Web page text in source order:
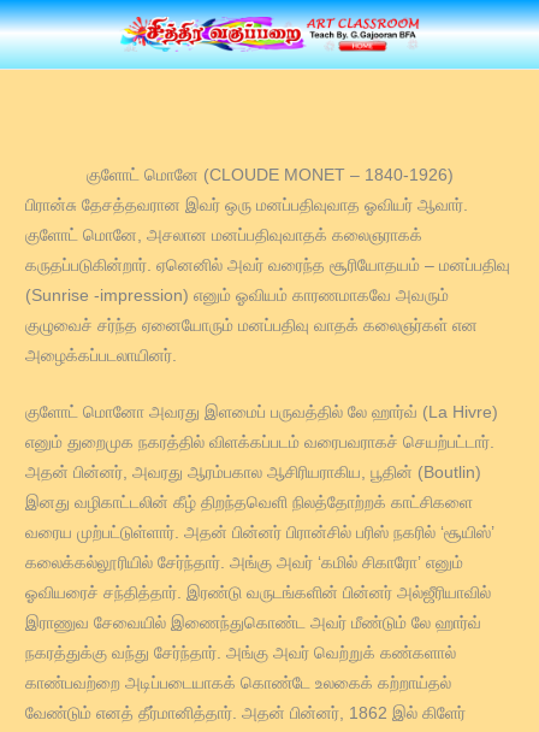
Skip
to
content
குளோட் மொனே (CLOUDE MONET – 1840-1926)
பிரான்சு தேசத்தவரான இவர் ஒரு மனப்பதிவுவாத ஓவியர் ஆவார்.
குளோட் மொனே, அசலான மனப்பதிவுவாதக் கலைஞராகக்
கருதப்படுகின்றார். ஏனெனில் அவர் வரைந்த சூரியோதயம் – மனப்பதிவு
(Sunrise -impression) எனும் ஓவியம் காரணமாகவே அவரும்
குழுவைச் சர்ந்த ஏனையோரும் மனப்பதிவு வாதக் கலைஞர்கள் என
அழைக்கப்படலாயினர்.
குளோட் மொனோ அவரது இளமைப் பருவத்தில் லே ஹார்வ் (La Hivre)
எனும் துறைமுக நகரத்தில் விளக்கப்படம் வரைபவராகச் செயற்பட்டார்.
அதன் பின்னர், அவரது ஆரம்பகால ஆசிரியராகிய, பூதின் (Boutlin)
இனது வழிகாட்டலின் கீழ் திறந்தவெளி நிலத்தோற்றக் காட்சிகளை
வரைய முற்பட்டுள்ளார். அதன் பின்னர் பிரான்சில் பரிஸ் நகரில் ‘சூயிஸ்’
கலைக்கல்லூரியில் சேர்ந்தார். அங்கு அவர் ‘கமில் சிகாரோ’ எனும்
ஓவியரைச் சந்தித்தார். இரண்டு வருடங்களின் பின்னர் அல்ஜீரியாவில்
இராணுவ சேவையில் இணைந்துகொண்ட அவர் மீண்டும் லே ஹார்வ்
நகரத்துக்கு வந்து சேர்ந்தார். அங்கு அவர் வெற்றுக் கண்களால்
காண்பவற்றை அடிப்படையாகக் கொண்டே உலகைக் கற்றாய்தல்
வேண்டும் எனத் தீர்மானித்தார். அதன் பின்னர், 1862 இல் கிளேர்